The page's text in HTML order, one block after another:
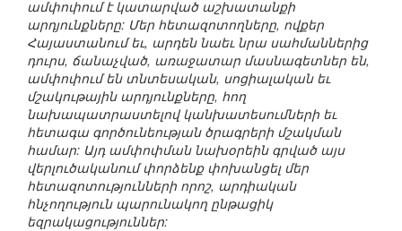
ամփոփում է կատարված աշխատանքի
արդյունքները: Մեր հետազոտողները, ովքեր
Հայաստանում եւ, արդեն նաեւ նրա սահմաններից
դուրս, ճանաչված, առաջատար մասնագետներ են,
ամփոփում են տնտեսական, սոցիալական եւ
մշակութային արդյունքները, հող
նախապատրաստելով կանխատեսումների եւ
հետագա գործունեության ծրագրերի մշակման
համար: Այդ ամփոփման նախօրեին գրված այս
վերլուծականում փորձենք փոխանցել մեր
հետազոտությունների որոշ, արդիական
հնչողություն պարունակող ընթացիկ
եզրակացություններ: